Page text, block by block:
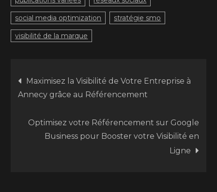
social media optimization stratégie smo
visibilité de la marque
Navigation
de
l’article
Maximisez la Visibilité de Votre Entreprise à
Annecy grâce au Référencement
Optimisez votre Référencement sur Google
Business pour Booster votre Visibilité en
Ligne